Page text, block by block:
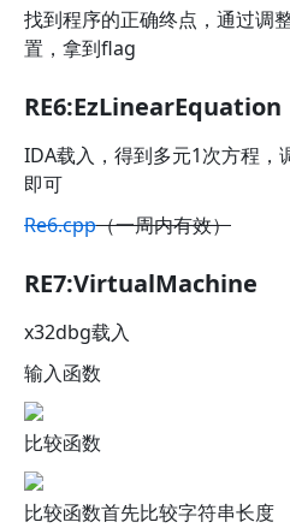
找到程序的正确终点，通过调
置，拿到flag
RE6:EzLinearEquation
IDA载入，得到多元1次方程
即可
Re6.cpp（一周内有效）
RE7:VirtualMachine
x32dbg载入
输入函数
比较函数
比较函数首先比较字符串长度